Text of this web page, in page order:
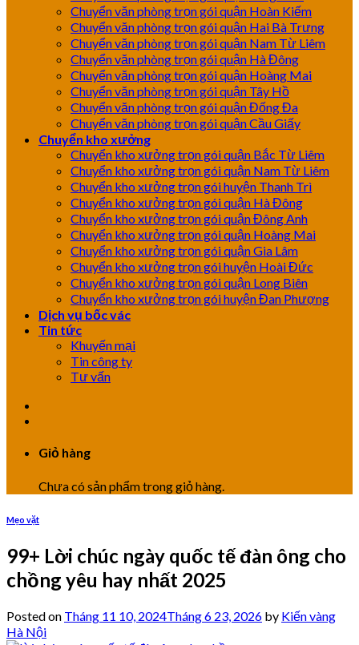
Chuyển văn phòng trọn gói quận Hoàn Kiếm
Chuyển văn phòng trọn gói quận Hai Bà Trưng
Chuyển văn phòng trọn gói quận Nam Từ Liêm
Chuyển văn phòng trọn gói quận Hà Đông
Chuyển văn phòng trọn gói quận Hoàng Mai
Chuyển văn phòng trọn gói quận Tây Hồ
Chuyển văn phòng trọn gói quận Đống Đa
Chuyển văn phòng trọn gói quận Cầu Giấy
Chuyển kho xưởng
Chuyển kho xưởng trọn gói quận Bắc Từ Liêm
Chuyển kho xưởng trọn gói quận Nam Từ Liêm
Chuyển kho xưởng trọn gói huyện Thanh Trì
Chuyển kho xưởng trọn gói quận Hà Đông
Chuyển kho xưởng trọn gói quận Đông Anh
Chuyển kho xưởng trọn gói quận Hoàng Mai
Chuyển kho xưởng trọn gói quận Gia Lâm
Chuyển kho xưởng trọn gói huyện Hoài Đức
Chuyển kho xưởng trọn gói quận Long Biên
Chuyển kho xưởng trọn gói huyện Đan Phượng
Dịch vụ bốc vác
Tin tức
Khuyến mại
Tin công ty
Tư vấn
Giỏ hàng
Chưa có sản phẩm trong giỏ hàng.
Mẹo vặt
99+ Lời chúc ngày quốc tế đàn ông cho
chồng yêu hay nhất 2025
Posted on Tháng 11 10, 2024Tháng 6 23, 2026 by Kiến vàng
Hà Nội